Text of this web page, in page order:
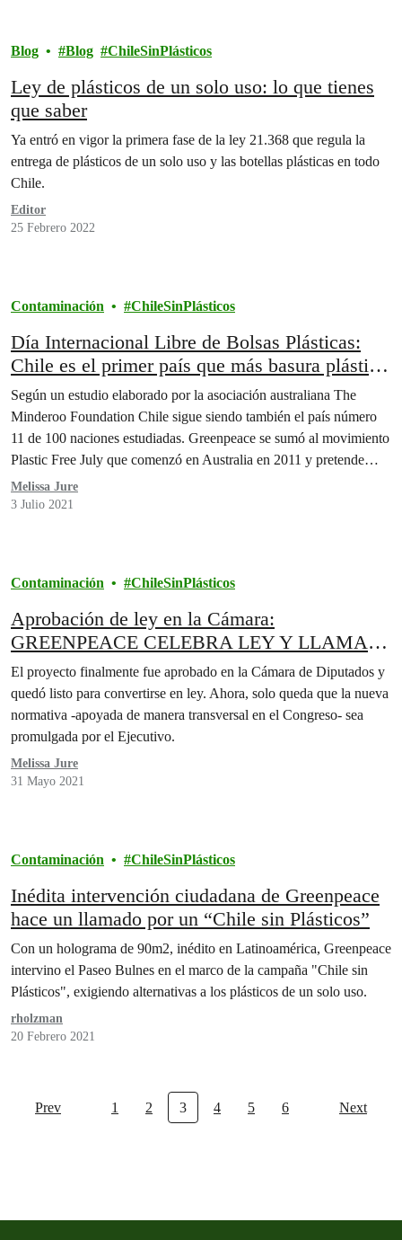
Blog Blog ChileSinPlásticos
Ley de plásticos de un solo uso: lo que tienes
que saber
Ya entró en vigor la primera fase de la ley 21.368 que regula la
entrega de plásticos de un solo uso y las botellas plásticas en todo
Chile.
Editor
25 Febrero 2022
Contaminación ChileSinPlásticos
Día Internacional Libre de Bolsas Plásticas:
Chile es el primer país que más basura plástica
desecha en Latinoamérica
Según un estudio elaborado por la asociación australiana The
Minderoo Foundation Chile sigue siendo también el país número
11 de 100 naciones estudiadas. Greenpeace se sumó al movimiento
Plastic Free July que comenzó en Australia en 2011 y pretende
concientizar sobre el uso de plásticos. El llamado de la
organización es que las personas eliminen…
Melissa Jure
3 Julio 2021
Contaminación ChileSinPlásticos
Aprobación de ley en la Cámara:
GREENPEACE CELEBRA LEY Y LLAMA A
RECHAZAR LOS PLÁSTICOS DE UN SOLO
USO
El proyecto finalmente fue aprobado en la Cámara de Diputados y
quedó listo para convertirse en ley. Ahora, solo queda que la nueva
normativa -apoyada de manera transversal en el Congreso- sea
promulgada por el Ejecutivo.
Melissa Jure
31 Mayo 2021
Contaminación ChileSinPlásticos
Inédita intervención ciudadana de Greenpeace
hace un llamado por un “Chile sin Plásticos”
Con un holograma de 90m2, inédito en Latinoamérica, Greenpeace
intervino el Paseo Bulnes en el marco de la campaña "Chile sin
Plásticos", exigiendo alternativas a los plásticos de un solo uso.
rholzman
20 Febrero 2021
Prev 1 2 3 4 5 6 Next